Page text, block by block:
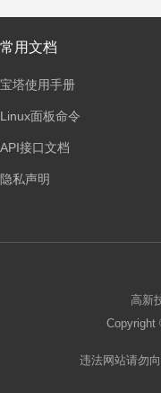
常用文档
宝塔使用手册
Linux面板命令
API接口文档
隐私声明
高新
Copyright
违法网站请勿